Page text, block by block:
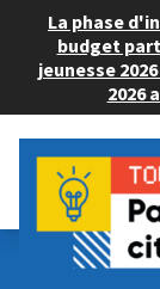
La phase
budget
jeunesse
2026
Budget
💡 Consulter